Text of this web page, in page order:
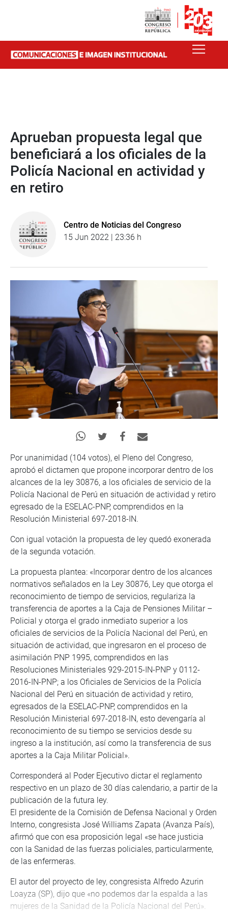
Aprueban propuesta legal que
beneficiará a los oficiales de la
Policía Nacional en actividad y
en retiro
Centro de Noticias del Congreso
15 Jun 2022 | 23:36 h
Por unanimidad (104 votos), el Pleno del Congreso,
aprobó el dictamen que propone incorporar dentro de los
alcances de la ley 30876, a los oficiales de servicio de la
Policía Nacional de Perú en situación de actividad y retiro
egresado de la ESELAC-PNP, comprendidos en la
Resolución Ministerial 697-2018-IN.
Con igual votación la propuesta de ley quedó exonerada
de la segunda votación.
La propuesta plantea: «Incorporar dentro de los alcances
normativos señalados en la Ley 30876, Ley que otorga el
reconocimiento de tiempo de servicios, regulariza la
transferencia de aportes a la Caja de Pensiones Militar –
Policial y otorga el grado inmediato superior a los
oficiales de servicios de la Policía Nacional del Perú, en
situación de actividad, que ingresaron en el proceso de
asimilación PNP 1995, comprendidos en las
Resoluciones Ministeriales 929-2015-IN-PNP y 0112-
2016-IN-PNP; a los Oficiales de Servicios de la Policía
Nacional del Perú en situación de actividad y retiro,
egresados de la ESELAC-PNP, comprendidos en la
Resolución Ministerial 697-2018-IN, esto devengaría al
reconocimiento de su tiempo se servicios desde su
ingreso a la institución, así como la transferencia de sus
aportes a la Caja Militar Policial».
Corresponderá al Poder Ejecutivo dictar el reglamento
respectivo en un plazo de 30 días calendario, a partir de la
publicación de la futura ley.
El presidente de la Comisión de Defensa Nacional y Orden
Interno, congresista José Williams Zapata (Avanza País),
afirmó que con esa proposición legal «se hace justicia
con la Sanidad de las fuerzas policiales, particularmente,
de las enfermeras.
El autor del proyecto de ley, congresista Alfredo Azurin
Loayza (SP), dijo que «no podemos dar la espalda a las
mujeres de la Sanidad de la Policía Nacional del Perú».